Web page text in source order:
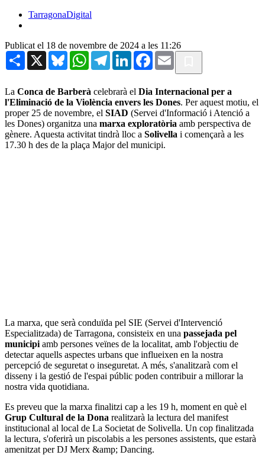
TarragonaDigital
Publicat el 18 de novembre de 2024 a les 11:26
Share X BlueskyWhatsAppTelegramLinkedInFacebook
Email
La Conca de Barberà celebrarà el Dia Internacional per a
l'Eliminació de la Violència envers les Dones. Per aquest motiu, el
proper 25 de novembre, el SIAD (Servei d'Informació i Atenció a
les Dones) organitza una marxa exploratòria amb perspectiva de
gènere. Aquesta activitat tindrà lloc a Solivella i començarà a les
17.30 h des de la plaça Major del municipi.
La marxa, que serà conduïda pel SIE (Servei d'Intervenció
Especialitzada) de Tarragona, consisteix en una passejada pel
municipi amb persones veïnes de la localitat, amb l'objectiu de
detectar aquells aspectes urbans que influeixen en la nostra
percepció de seguretat o inseguretat. A més, s'analitzarà com el
disseny i la gestió de l'espai públic poden contribuir a millorar la
nostra vida quotidiana.
Es preveu que la marxa finalitzi cap a les 19 h, moment en què el
Grup Cultural de la Dona realitzarà la lectura del manifest
institucional al local de La Societat de Solivella. Un cop finalitzada
la lectura, s'oferirà un piscolabis a les persones assistents, que estarà
amenitzat per DJ Merx &amp; Dancing.